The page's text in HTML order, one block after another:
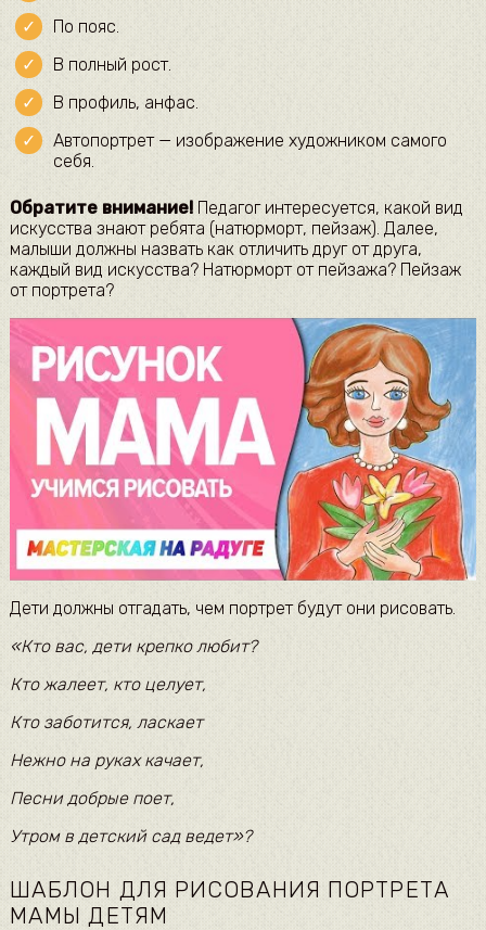
По пояс.
В полный рост.
В профиль, анфас.
Автопортрет — изображение художником самого
себя.
Обратите внимание!Педагог интересуется, какой вид
искусства знают ребята (натюрморт, пейзаж). Далее,
малыши должны назвать как отличить друг от друга,
каждый вид искусства? Натюрморт от пейзажа? Пейзаж
от портрета?
Дети должны отгадать, чем портрет будут они рисовать.
«Кто вас, дети крепко любит?
Кто жалеет, кто целует,
Кто заботится, ласкает
Нежно на руках качает,
Песни добрые поет,
Утром в детский сад ведет»?
ШАБЛОН ДЛЯ РИСОВАНИЯ ПОРТРЕТА
МАМЫ ДЕТЯМ